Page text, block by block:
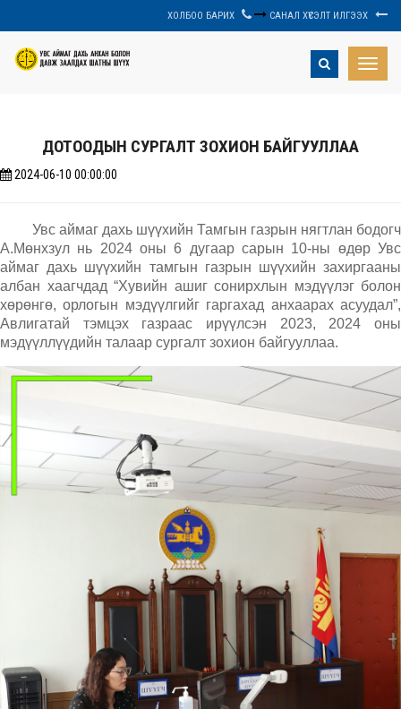
ХОЛБОО БАРИХ САНАЛ ХҮСЭЛТ ИЛГЭЭХ
Toggle
ДОТООДЫН СУРГАЛТ ЗОХИОН БАЙГУУЛЛАА
2024-06-10 00:00:00
Увс аймаг дахь шүүхийн Тамгын газрын нягтлан бодогч
А.Мөнхзул нь 2024 оны 6 дугаар сарын 10-ны өдөр Увс
аймаг дахь шүүхийн тамгын газрын шүүхийн захиргааны
албан хаагчдад “Хувийн ашиг сонирхлын мэдүүлэг болон
хөрөнгө, орлогын мэдүүлгийг гаргахад анхаарах асуудал”,
Авлигатай тэмцэх газраас ирүүлсэн 2023, 2024 оны
мэдүүллүүдийн талаар сургалт зохион байгууллаа.